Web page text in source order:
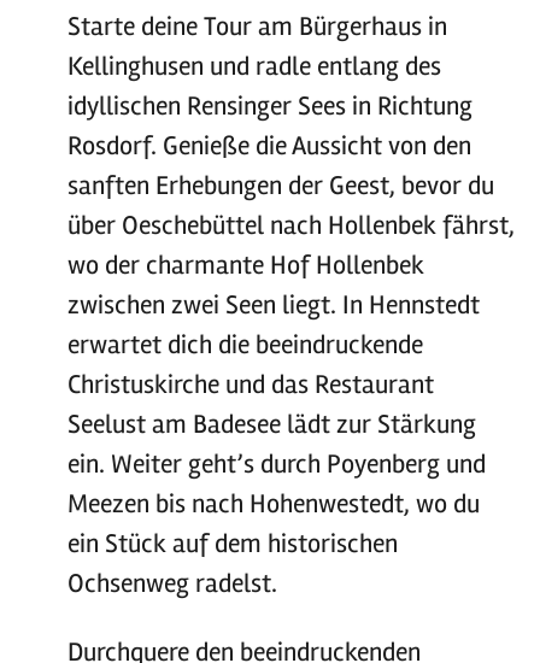
Starte deine Tour am Bürgerhaus in
Kellinghusen und radle entlang des
idyllischen Rensinger Sees in Richtung
Rosdorf. Genieße die Aussicht von den
sanften Erhebungen der Geest, bevor du
über Oeschebüttel nach Hollenbek fährst,
wo der charmante Hof Hollenbek
zwischen zwei Seen liegt. In Hennstedt
erwartet dich die beeindruckende
Christuskirche und das Restaurant
Seelust am Badesee lädt zur Stärkung
ein. Weiter geht’s durch Poyenberg und
Meezen bis nach Hohenwestedt, wo du
ein Stück auf dem historischen
Ochsenweg radelst.
Durchquere den beeindruckenden